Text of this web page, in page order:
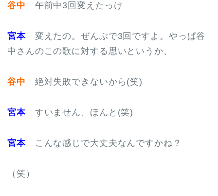
谷中 午前中3回変えたっけ
宮本変えたの。ぜんぶで3回ですよ。やっぱ谷
中さんのこの歌に対する思いというか、
谷中 絶対失敗できないから(笑)
宮本すいません、ほんと(笑)
宮本こんな感じで大丈夫なんですかね？
（笑）